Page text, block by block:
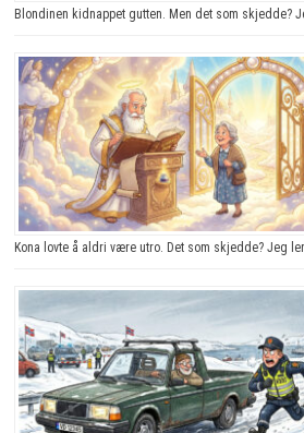
Blondinen kidnappet gutten. Men det som skjedde?
Kona lovte å aldri være utro. Det som skjedde? Jeg